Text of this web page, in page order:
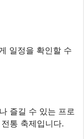
일정을 확인할 수
즐길 수 있는 프로
통 축제입니다.